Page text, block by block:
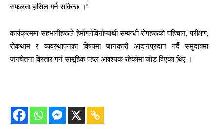
सफलता हासिल गर्न सकिन्छ ।”
कार्यक्रममा सहभागीहरूले हेमोग्लोविनोप्याथी सम्बन्धी रोगहरूको पहिचान, परीक्षण,
रोकथाम र व्यवस्थापनका विषयमा जानकारी आदानप्रदान गर्दै समुदायमा
जनचेतना विस्तार गर्न सामूहिक पहल आवश्यक रहेकोमा जोड दिएका थिए ।